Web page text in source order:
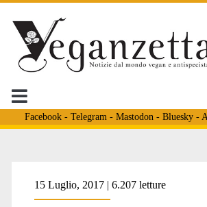
Facebook- Telegram - Mastodon - Bluesky-
Tag:
15 Luglio, 2017 | 6.207 letture